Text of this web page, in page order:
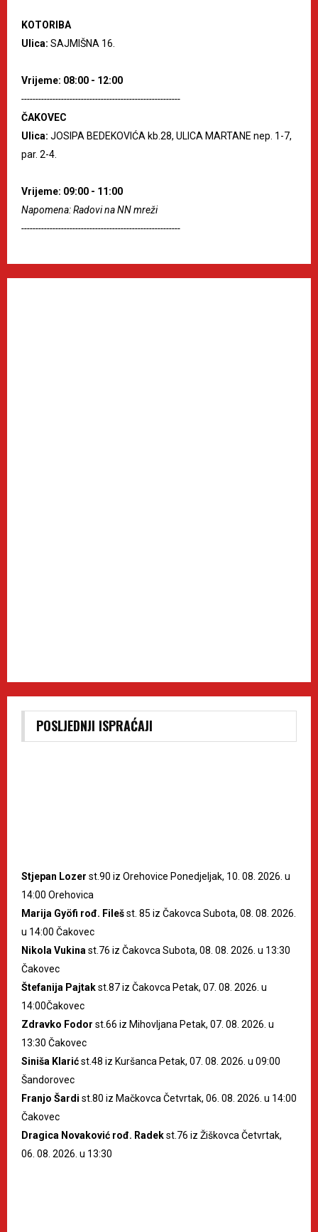
KOTORIBA
Ulica: SAJMIŠNA 16.
Vrijeme: 08:00 - 12:00
--------------------------------------------------------
ČAKOVEC
Ulica: JOSIPA BEDEKOVIĆA kb.28, ULICA MARTANE nep. 1-7,
par. 2-4.
Vrijeme: 09:00 - 11:00
Napomena: Radovi na NN mreži
--------------------------------------------------------
POSLJEDNJI ISPRAĆAJI
Stjepan Lozer st.90 iz Orehovice Ponedjeljak, 10. 08. 2026. u
14:00 Orehovica
Marija Gyöfi rođ. Filešst. 85 iz Čakovca Subota, 08. 08. 2026.
u 14:00 Čakovec
Nikola Vukina st.76 iz Čakovca Subota, 08. 08. 2026. u 13:30
Čakovec
Štefanija Pajtakst.87 iz Čakovca Petak, 07. 08. 2026. u
14:00Čakovec
Zdravko Fodor st.66 iz Mihovljana Petak, 07. 08. 2026. u
13:30 Čakovec
Siniša Klarićst.48 iz Kuršanca Petak, 07. 08. 2026. u 09:00
Šandorovec
Franjo Šardi st.80 iz Mačkovca Četvrtak, 06. 08. 2026. u 14:00
Čakovec
Dragica Novaković rođ. Radekst.76 iz Žiškovca Četvrtak,
06. 08. 2026. u 13:30